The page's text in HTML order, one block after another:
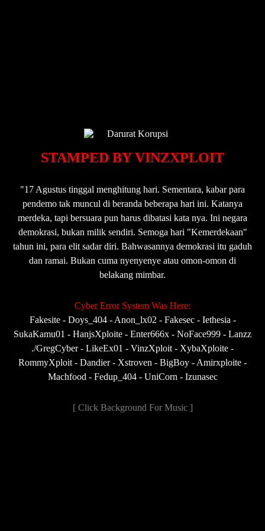
STAMPED BY VINZXPLOIT
"17 Agustus tinggal menghitung hari. Sementara, kabar para
pendemo tak muncul di beranda beberapa hari ini. Katanya
merdeka, tapi bersuara pun harus dibatasi kata nya. Ini negara
demokrasi, bukan milik sendiri. Semoga hari "Kemerdekaan"
tahun ini, para elit sadar diri. Bahwasannya demokrasi itu gaduh
dan ramai. Bukan cuma nyenyenye atau omon-omon di
belakang mimbar.
Cyber Error System Was Here:
Fakesite - Doys_404 - Anon_lx02 - Fakesec - Iethesia -
SukaKamu01 - HanjsXploite - Enter666x - NoFace999 - Lanzz
./GregCyber - LikeEx01 - VinzXploit - XybaXploite -
RommyXploit - Dandier - Xstroven - BigBoy - Amirxploite -
Machfood - Fedup_404 - UniCorn - Izunasec
[ Click Background For Music ]